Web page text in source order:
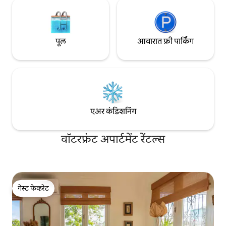
पूल आवारात फ्री पार्किंग
एअर कंडिशनिंग
वॉटरफ्रंट अपार्टमेंट रेंटल्स
गेस्ट फेव्हरेट
गेस्ट फेव्हरेट